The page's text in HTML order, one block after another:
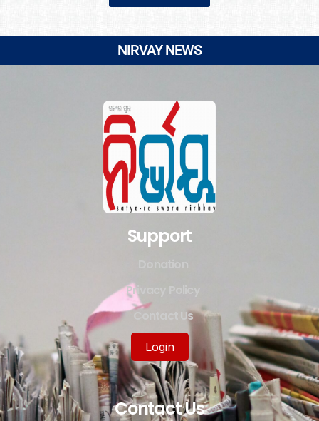
NIRVAY NEWS
Support
Privacy Policy
Contact Us
Login
Contact Us